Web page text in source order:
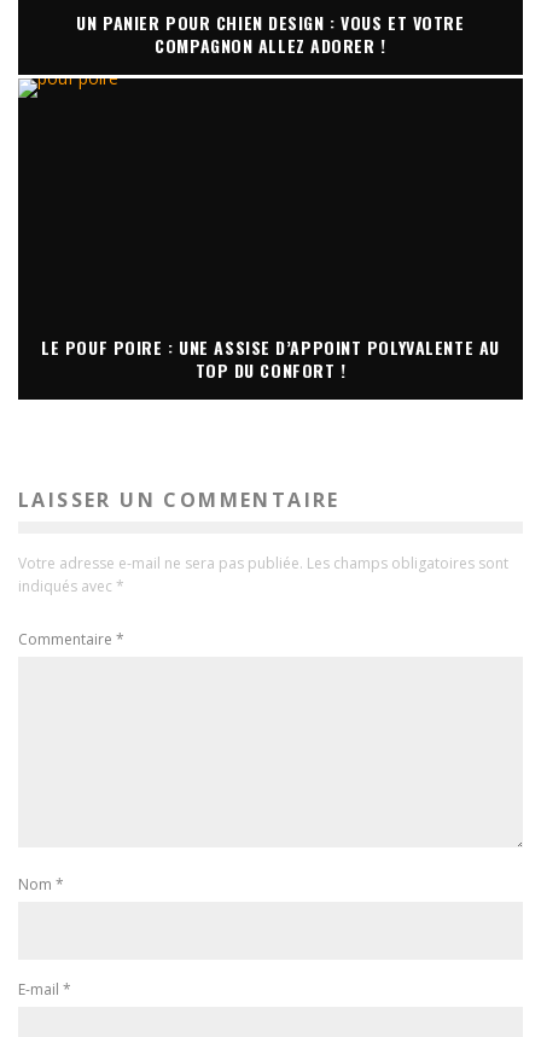
UN PANIER POUR CHIEN DESIGN : VOUS ET VOTRE
COMPAGNON ALLEZ ADORER !
LE POUF POIRE : UNE ASSISE D’APPOINT POLYVALENTE AU
TOP DU CONFORT !
LAISSER UN COMMENTAIRE
Votre adresse e-mail ne sera pas publiée. Les champs obligatoires sont
indiqués avec *
Commentaire *
Nom *
E-mail *